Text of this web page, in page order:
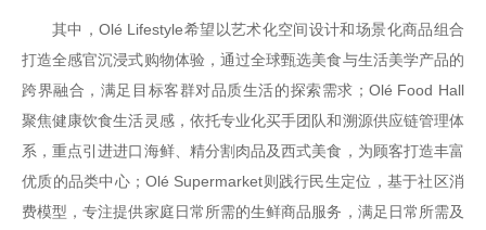
其中，Olé Lifestyle希望以艺术化空间设计和场景化商品组合
打造全感官沉浸式购物体验，通过全球甄选美食与生活美学产品的
跨界融合，满足目标客群对品质生活的探索需求；Olé Food Hall
聚焦健康饮食生活灵感，依托专业化买手团队和溯源供应链管理体
系，重点引进进口海鲜、精分割肉品及西式美食，为顾客打造丰富
优质的品类中心；Olé Supermarket则践行民生定位，基于社区消
费模型，专注提供家庭日常所需的生鲜商品服务，满足日常所需及